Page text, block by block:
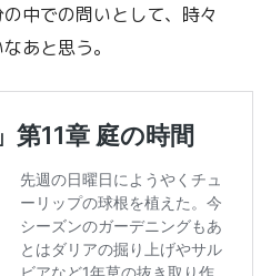
中での問いとして、時々
あと思う。